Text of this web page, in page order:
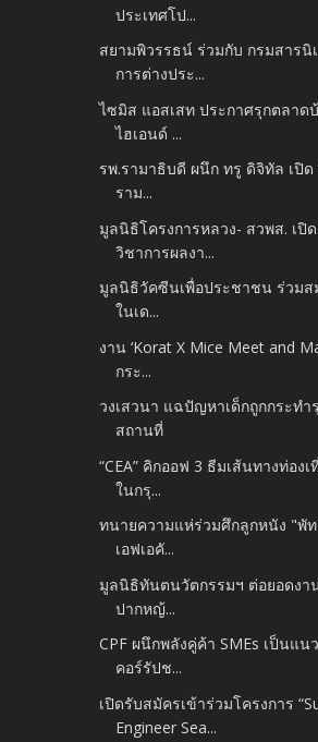
ประเทศโป...
สยามพิวรรธน์ ร่วมกับ กรมสารนิ
การต่างประ...
ไซมิส แอสเสท ประกาศรุกตลาด
ไฮเอนด์ ...
รพ.รามาธิบดี ผนึก ทรู ดิจิทัล เปิ
ราม...
มูลนิธิโครงการหลวง- สวพส. เปิ
วิชาการผลงา...
มูลนิธิวัคซีนเพื่อประชาชน ร่วมส
ในเด...
งาน ‘Korat X Mice Meet and
กระ...
วงเสวนา แฉปัญหาเด็กถูกกระท
สถานที่
“CEA” คิกออฟ 3 ธีมเส้นทางท่อง
ในกรุ...
ทนายความแห่ร่วมศึกลูกหนัง "พัท
เอฟเอคั...
มูลนิธิทันตนวัตกรรมฯ ต่อยอดงา
ปากหญ้...
CPF ผนึกพลังคู่ค้า SMEs เป็นแ
คอร์รัปช...
เปิดรับสมัครเข้าร่วมโครงการ
Engineer Sea...